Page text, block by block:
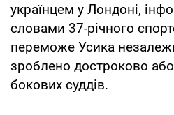
українцем у Лондоні,
словами 37-річного
переможе Усика
зроблено достроково
бокових суддів.